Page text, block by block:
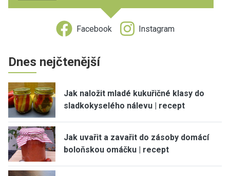
Facebook Instagram
Dnes nejčtenější
Jak naložit mladé kukuřičné klasy do
sladkokyselého nálevu | recept
Jak uvařit a zavařit do zásoby domácí
boloňskou omáčku | recept